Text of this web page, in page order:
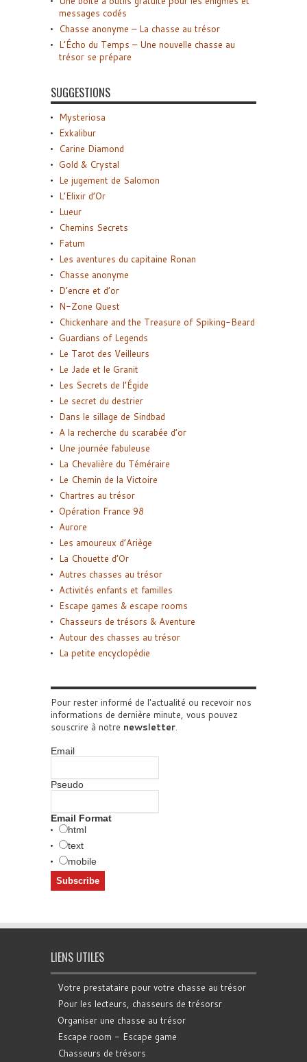
messages codés
Chasse anonyme – La chasse au trésor
L’Écho du Temps – Une nouvelle chasse au
trésor se prépare
SUGGESTIONS
Mysteriosa
Exkalibur
Carine Diamond
Gold & Crystal
Le jugement de Salomon
L’Elixir d’Or
Lueur
Chemins Secrets
Fatum
Les aventures du capitaine Ronan
Chasse anonyme
D’encre et d’or
N-Zone Quest
Chickenhare and the Treasure of Spiking-Beard
Guardians of Legends
Le Tarot des Veilleurs
Le Jade et le Granit
Les Secrets de l’Égide
Le secret du destrier
Dans le sillage de Sindbad
A la recherche du scarabée d’or
Une journée fabuleuse
La Chevalière du Téméraire
Le Chemin de la Victoire
Chartres au trésor
Opération France 98
Aurore
Les amoureux d’Ariège
La Chouette d’Or
Autres chasses au trésor
Activités enfants et familles
Escape games & escape rooms
Chasseurs de trésors & Aventure
Autour des chasses au trésor
La petite encyclopédie
Pour rester informé de l'actualité ou recevoir nos
informations de dernière minute, vous pouvez
souscrire à notre newsletter.
Email
Pseudo
Email Format
html
text
mobile
LIENS UTILES
Votre prestataire pour votre chasse au trésor
Pour les lecteurs, chasseurs de trésorsr
Organiser une chasse au trésor
Escape room - Escape game
Chasseurs de trésors